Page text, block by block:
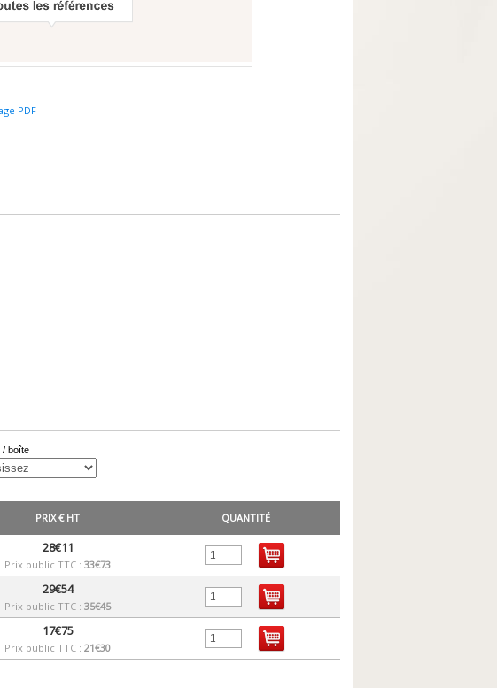
PDF
/ boîte
PRIX € HT QUANTITÉ
28€11
Prix public TTC : 33€73
29€54
Prix public TTC : 35€45
17€75
Prix public TTC : 21€30